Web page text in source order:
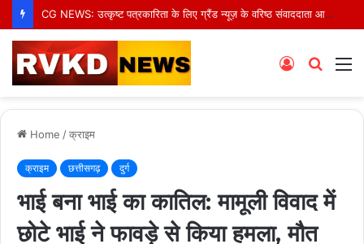
CG NEWS: उत्कृष्ट पत्रकारिता के लिए ग्रैंड न्यूज़ के वरिष्ठ संवाददाता आर.के. राजपूत हुए सम्मानित
Search
Log
Home /क्राइम
क्राइम छत्तीसगढ़ दुर्ग
भाई बना भाई का कातिल: मामूली विवाद में
छोटे भाई ने फावड़े से किया हमला, मौत